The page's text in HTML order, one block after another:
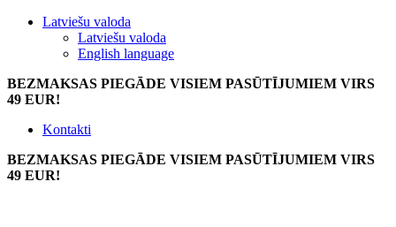
Latviešu valoda
Latviešu valoda
English language
BEZMAKSAS PIEGĀDE VISIEM PASŪTĪJUMIEM VIRS
49 EUR!
Kontakti
BEZMAKSAS PIEGĀDE VISIEM PASŪTĪJUMIEM VIRS
49 EUR!